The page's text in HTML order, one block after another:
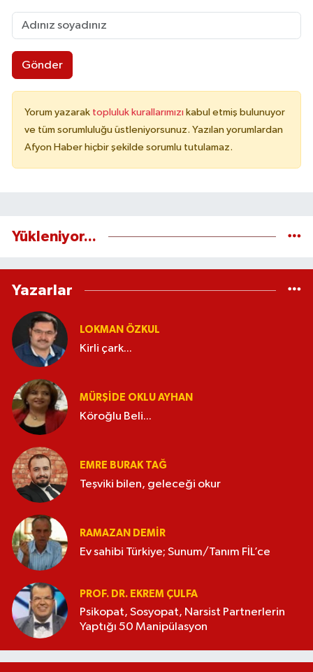
Gönder
Yorum yazarak topluluk kurallarımızı kabul etmiş bulunuyor
ve tüm sorumluluğu üstleniyorsunuz. Yazılan yorumlardan
Afyon Haber hiçbir şekilde sorumlu tutulamaz.
Yükleniyor...
Yazarlar
LOKMAN ÖZKUL
Kirli çark...
MÜRŞIDE OKLU AYHAN
Köroğlu Beli...
EMRE BURAK TAĞ
Teşviki bilen, geleceği okur
RAMAZAN DEMİR
Ev sahibi Türkiye; Sunum/Tanım FİL’ce
PROF. DR. EKREM ÇULFA
Psikopat, Sosyopat, Narsist Partnerlerin
Yaptığı 50 Manipülasyon